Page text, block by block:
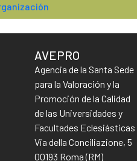
AVEPRO
Agencia de la Santa Sede
para la Valoración y la
Promoción de la Calidad
de las Universidades y
Facultades Eclesiásticas
Via della Conciliazione, 5
00193 Roma (RM)